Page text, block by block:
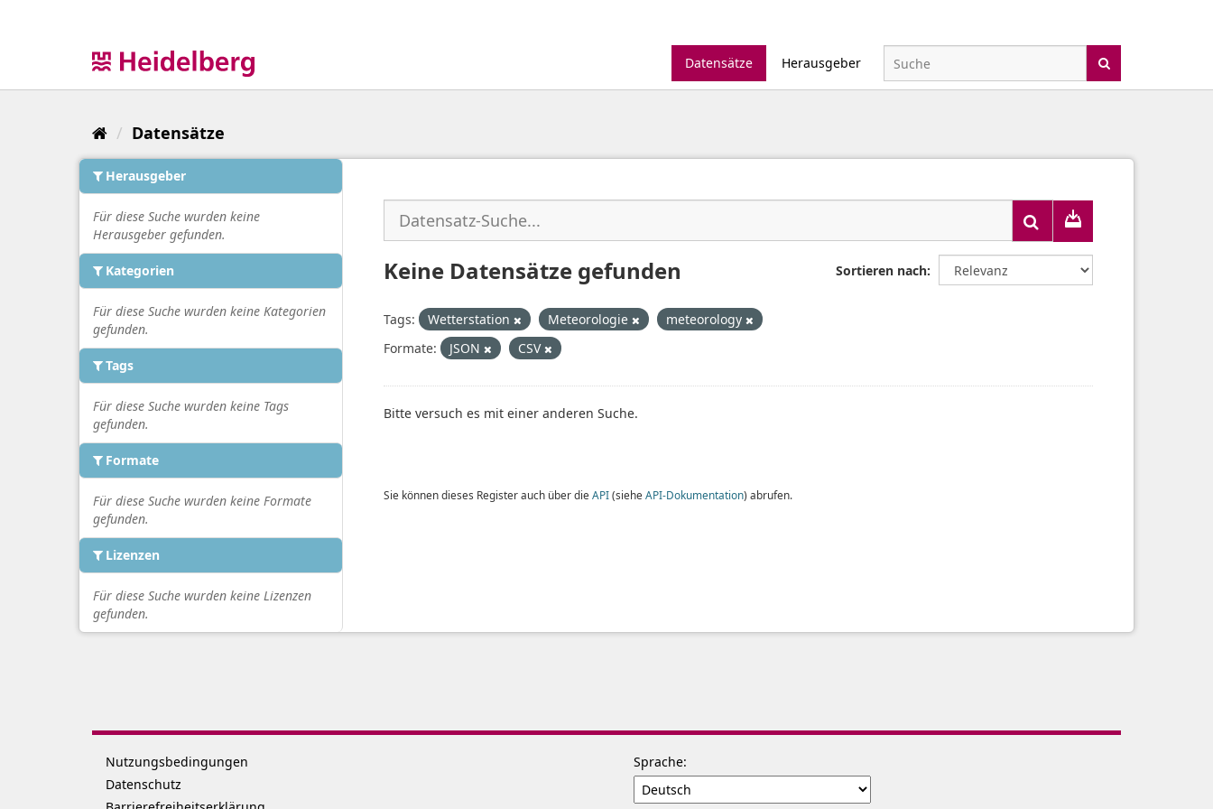
Datensätze
Herausgeber
Datensätze
Herausgeber
Für diese Suche wurden keine
Herausgeber gefunden.
Kategorien
Für diese Suche wurden keine Kategorien
gefunden.
Tags
Für diese Suche wurden keine Tags
gefunden.
Formate
Für diese Suche wurden keine Formate
gefunden.
Lizenzen
Für diese Suche wurden keine Lizenzen
gefunden.
Sortieren nach
Keine Datensätze gefunden
Tags: Wetterstation Meteorologie
meteorology
Formate:
JSON CSV
Bitte versuch es mit einer anderen Suche.
Sie können dieses Register auch über die API(siehe API-Dokumentation) abrufen.
Nutzungsbedingungen
Datenschutz
Sprache